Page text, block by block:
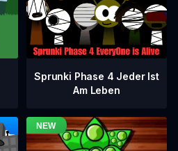
Sprunki Phase 4 Jeder Ist
Am Leben